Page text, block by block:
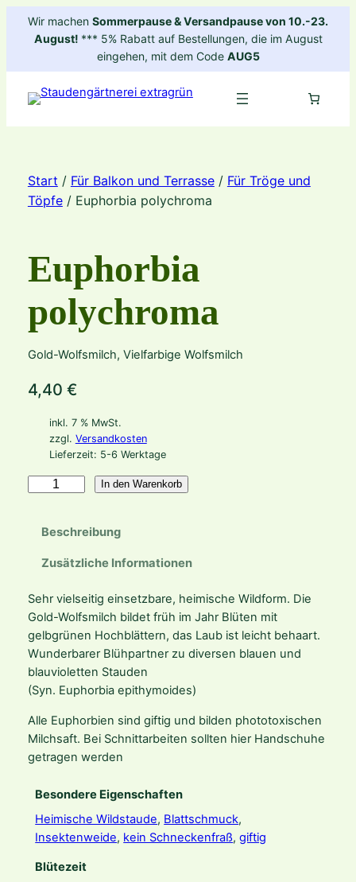
ZumWir machen Sommerpause & Versandpause von 10.-23.
August! *** 5% Rabatt auf Bestellungen, die im August
eingehen, mit dem Code AUG5
Start / Für Balkon und Terrasse/ Für Tröge und
Töpfe/ Euphorbia polychroma
Euphorbia
polychroma
Gold-Wolfsmilch, Vielfarbige Wolfsmilch
4,40 €
inkl. 7 % MwSt.
zzgl. Versandkosten
Lieferzeit: 5-6 Werktage
b
i
a
p
o
l
c
h
r
m
M
In den Warenkorb
Beschreibung
Zusätzliche Informationen
Sehr vielseitig einsetzbare, heimische Wildform. Die
Gold-Wolfsmilch bildet früh im Jahr Blüten mit
gelbgrünen Hochblättern, das Laub ist leicht behaart.
Wunderbarer Blühpartner zu diversen blauen und
blauvioletten Stauden
(Syn. Euphorbia epithymoides)
Alle Euphorbien sind giftig und bilden phototoxischen
Milchsaft. Bei Schnittarbeiten sollten hier Handschuhe
getragen werden
Besondere Eigenschaften
Heimische Wildstaude, Blattschmuck,
Insektenweide, kein Schneckenfraß,giftig
Blütezeit